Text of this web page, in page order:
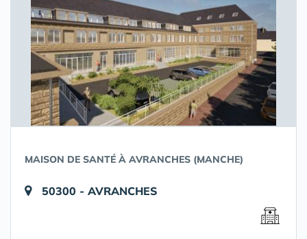
MAISON DE SANTÉ À AVRANCHES (MANCHE)
50300 - AVRANCHES